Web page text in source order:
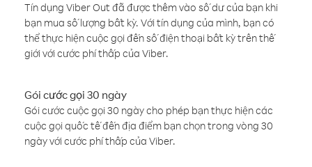
Tín dụng Viber Out đã được thêm vào số dư của bạn khi
bạn mua số lượng bất kỳ. Với tín dụng của mình, bạn có
thể thực hiện cuộc gọi đến số điện thoại bất kỳ trên thế
giới với cước phí thấp của Viber.
Gói cước gọi 30 ngày
Gói cước cuộc gọi 30 ngày cho phép bạn thực hiện các
cuộc gọi quốc tế đến địa điểm bạn chọn trong vòng 30
ngày với cước phí thấp của Viber.